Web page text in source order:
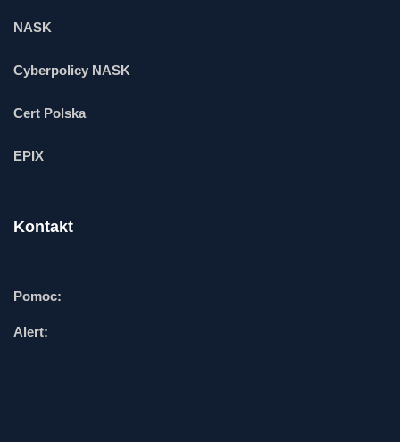
NASK
Cyberpolicy NASK
Cert Polska
EPIX
Kontakt
Pomoc:
Alert: